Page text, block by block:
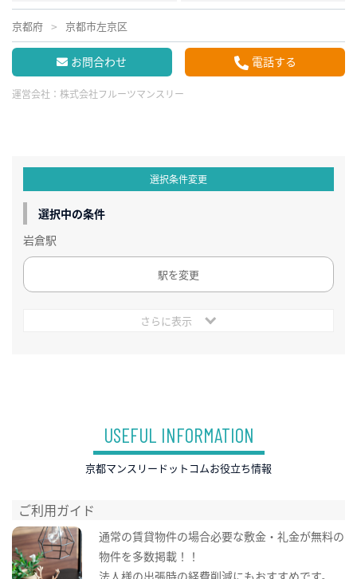
京都府 京都市左京区
お問合わせ 電話する
運営会社： 株式会社フルーツマンスリー
選択条件変更
選択中の条件
岩倉駅
駅を変更
さらに表示
USEFUL INFORMATION
京都マンスリードットコムお役立ち情報
ご利用ガイド
通常の賃貸物件の場合必要な敷金・礼金が無料の
物件を多数掲載！！
法人様の出張時の経費削減にもおすすめです。